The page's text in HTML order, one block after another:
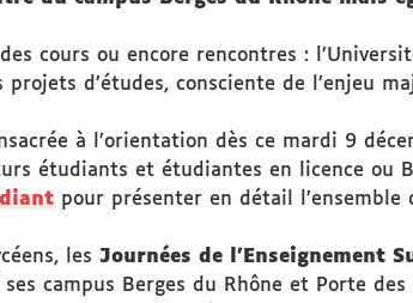
cours ou encore rencontres :
d’études, consciente de l’enjeu
à l’orientation dès ce mardi 9
étudiants et étudiantes en licence ou
pour présenter en détail l’ensemble
les Journées de l’Enseignement
campus Berges du Rhône et Porte